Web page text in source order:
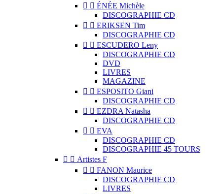
  ÉNÉE Michèle
DISCOGRAPHIE CD
  ERIKSEN Tim
DISCOGRAPHIE CD
  ESCUDERO Leny
DISCOGRAPHIE CD
DVD
LIVRES
MAGAZINE
  ESPOSITO Giani
DISCOGRAPHIE CD
  EZDRA Natasha
DISCOGRAPHIE CD
  EVA
DISCOGRAPHIE CD
DISCOGRAPHIE 45 TOURS
  Artistes F
  FANON Maurice
DISCOGRAPHIE CD
LIVRES